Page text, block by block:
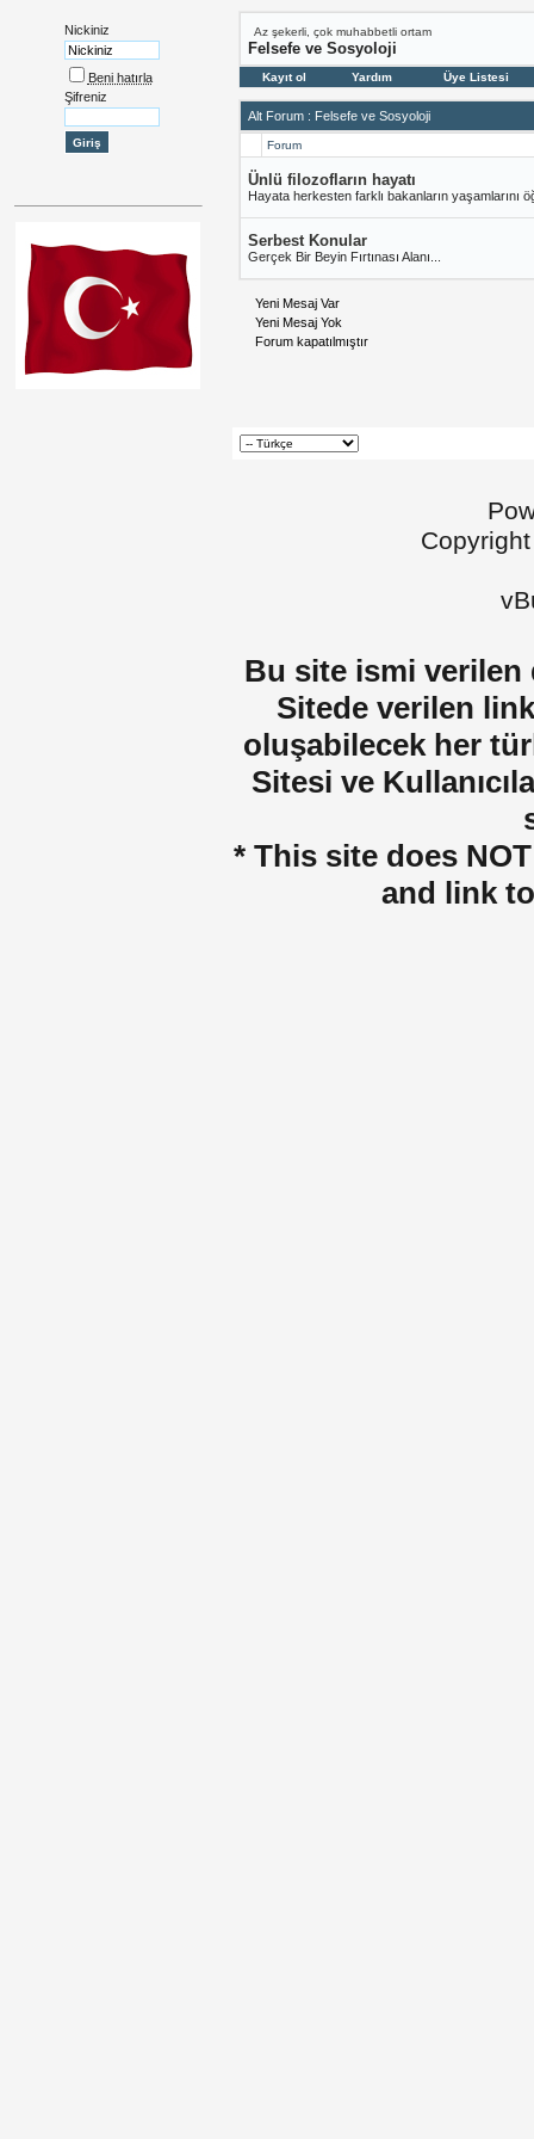
Nickiniz
Beni hatırla
Şifreniz
Az şekerli, çok muhabbetli ortam
Felsefe ve Sosyoloji
Kayıt ol Yardım Üye Listesi
Alt Forum : Felsefe ve Sosyoloji
Forum
Ünlü filozofların hayatı
Hayata herkesten farklı bakanların yaşamlarını
Serbest Konular
Gerçek Bir Beyin Fırtınası Alanı...
Yeni Mesaj Var
Yeni Mesaj Yok
Forum kapatılmıştır
Bu site ismi verilen
Sitede verilen
oluşabilecek her
Sitesi ve
* This site does
and link